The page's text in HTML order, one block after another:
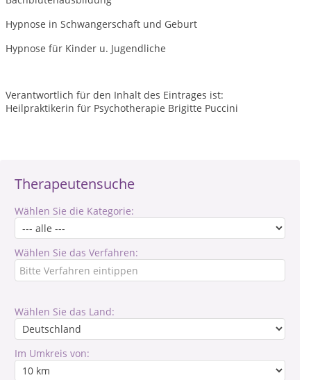
Therapeutensuche
Wählen Sie die Kategorie:
Wählen Sie das Verfahren:
Wählen Sie das Land:
Im Umkreis von:
Hypnose in Schwangerschaft und Geburt
Hypnose für Kinder u. Jugendliche
Verantwortlich für den Inhalt des Eintrages ist:
Heilpraktikerin für Psychotherapie Brigitte Puccini